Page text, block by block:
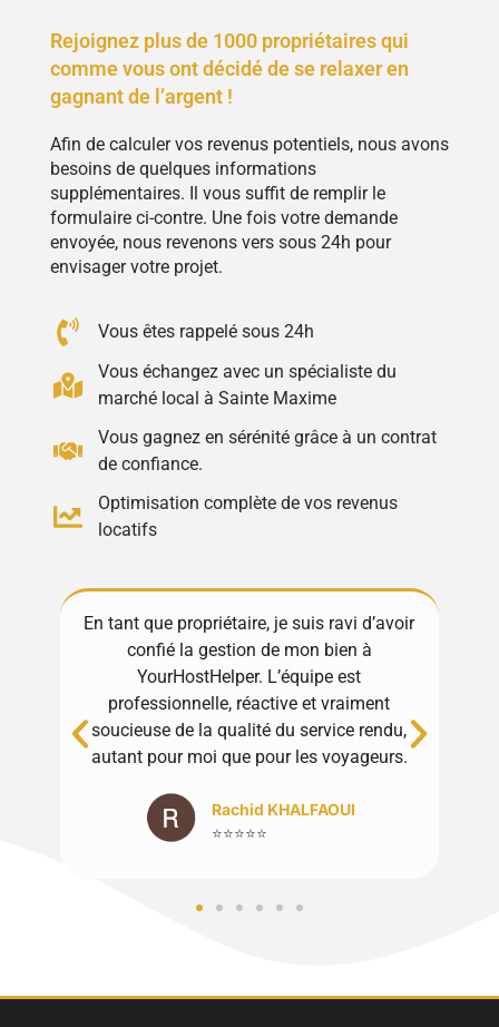
Rejoignez plus de 1000 propriétaires qui
comme vous ont décidé de se relaxer en
gagnant de l’argent !
Afin de calculer vos revenus potentiels, nous avons
besoins de quelques informations
supplémentaires. Il vous suffit de remplir le
formulaire ci-contre. Une fois votre demande
envoyée, nous revenons vers sous 24h pour
envisager votre projet.
Vous êtes rappelé sous 24h
Vous échangez avec un spécialiste du
marché local à Sainte Maxime
Vous gagnez en sérénité grâce à un contrat
de confiance.
Optimisation complète de vos revenus
locatifs
En tant que propriétaire, je suis ravi d’avoir
confié la gestion de mon bien à
YourHostHelper. L’équipe est
professionnelle, réactive et vraiment
soucieuse de la qualité du service rendu,
autant pour moi que pour les voyageurs.
Rachid KHALFAOUI
⭐⭐⭐⭐⭐